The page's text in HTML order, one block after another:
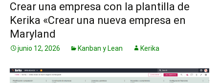
Crear una empresa con la plantilla de
Kerika «Crear una nueva empresa en
Maryland
junio 12, 2026 Kanban y Lean Kerika